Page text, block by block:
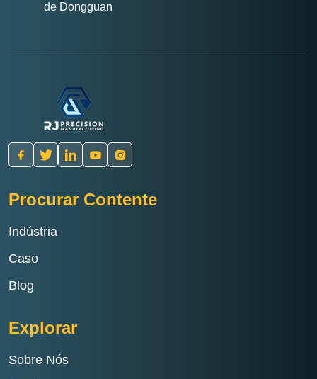
de Dongguan
Procurar Contente
Indústria
Caso
Blog
Explorar
Sobre Nós